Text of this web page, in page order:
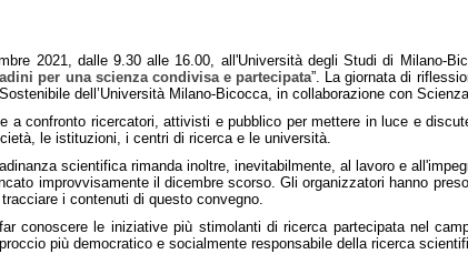
2021, dalle 9.30 alle 16.00, all'Università degli Studi di Milano-
per una scienza condivisa e partecipata”. La giornata di
dell’Università Milano-Bicocca, in collaborazione con
a confronto ricercatori, attivisti e pubblico per mettere in luce e
le istituzioni, i centri di ricerca e le università.
scientifica rimanda inoltre, inevitabilmente, al lavoro e
improvvisamente il dicembre scorso. Gli organizzatori hanno
i contenuti di questo convegno.
far conoscere le iniziative più stimolanti di ricerca partecipata nel
più democratico e socialmente responsabile della ricerca